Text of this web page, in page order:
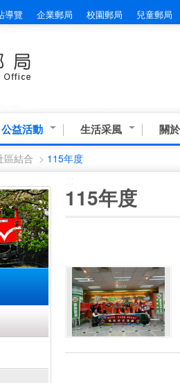
導覽 企業郵局 校園郵局 兒童郵局
公益活動 生活采風 關
區結合 > 115年度
115年度